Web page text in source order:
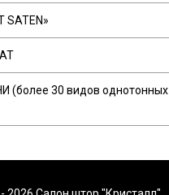
SATEN»
(более 30 видов однотонных